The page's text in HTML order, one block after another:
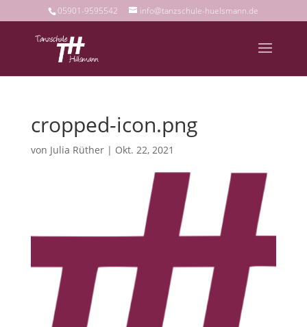
05901-9595542 info@tanzschule-huelsmann.de
cropped-icon.png
von Julia Rüther| Okt. 22, 2021